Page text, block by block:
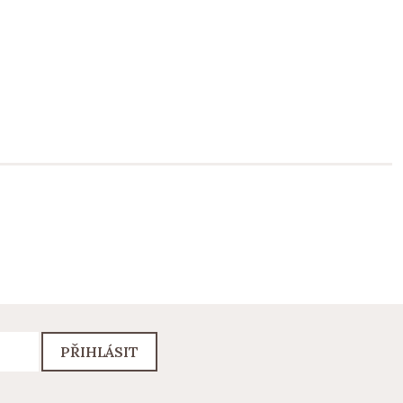
PŘIHLÁSIT